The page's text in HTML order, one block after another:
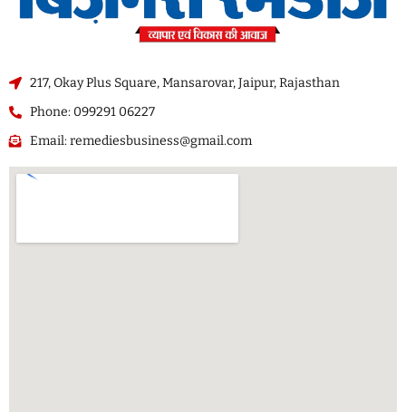
217, Okay Plus Square, Mansarovar, Jaipur, Rajasthan
Phone: 099291 06227
Email: remediesbusiness@gmail.com